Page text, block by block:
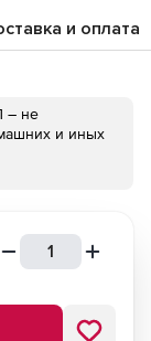
и оплата
– не
и иных